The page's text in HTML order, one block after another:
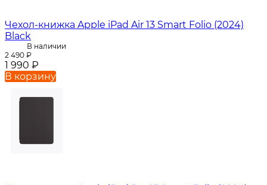
Чехол-книжка Apple iPad Air 13 Smart Folio (2024)
Black
В наличии
2 490 ₽
1 990 ₽
В корзину